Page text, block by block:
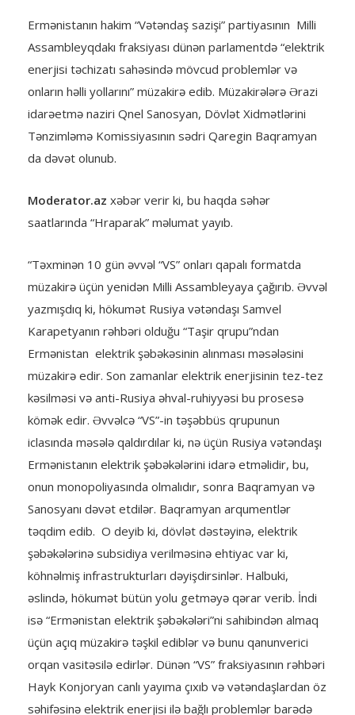
Ermənistanın hakim “Vətəndaş sazişi” partiyasının Milli
Assambleyqdakı fraksiyası dünən parlamentdə “elektrik
enerjisi təchizatı sahəsində mövcud problemlər və
onların həlli yollarını” müzakirə edib. Müzakirələrə Ərazi
idarəetmə naziri Qnel Sanosyan, Dövlət Xidmətlərini
Tənzimləmə Komissiyasının sədri Qaregin Baqramyan
da dəvət olunub.
Moderator.az xəbər verir ki, bu haqda səhər
saatlarında “Hraparak” məlumat yayıb.
“Təxminən 10 gün əvvəl “VS” onları qapalı formatda
müzakirə üçün yenidən Milli Assambleyaya çağırıb. Əvvəl
yazmışdıq ki, hökumət Rusiya vətəndaşı Samvel
Karapetyanın rəhbəri olduğu “Taşir qrupu”ndan
Ermənistan elektrik şəbəkəsinin alınması məsələsini
müzakirə edir. Son zamanlar elektrik enerjisinin tez-tez
kəsilməsi və anti-Rusiya əhval-ruhiyyəsi bu prosesə
kömək edir. Əvvəlcə “VS”-in təşəbbüs qrupunun
iclasında məsələ qaldırdılar ki, nə üçün Rusiya vətəndaşı
Ermənistanın elektrik şəbəkələrini idarə etməlidir, bu,
onun monopoliyasında olmalıdır, sonra Baqramyan və
Sanosyanı dəvət etdilər. Baqramyan arqumentlər
təqdim edib. O deyib ki, dövlət dəstəyinə, elektrik
şəbəkələrinə subsidiya verilməsinə ehtiyac var ki,
köhnəlmiş infrastrukturları dəyişdirsinlər. Halbuki,
əslində, hökumət bütün yolu getməyə qərar verib. İndi
isə “Ermənistan elektrik şəbəkələri”ni sahibindən almaq
üçün açıq müzakirə təşkil ediblər və bunu qanunverici
orqan vasitəsilə edirlər. Dünən “VS” fraksiyasının rəhbəri
Hayk Konjoryan canlı yayıma çıxıb və vətəndaşlardan öz
səhifəsinə elektrik enerjisi ilə bağlı problemlər barədə